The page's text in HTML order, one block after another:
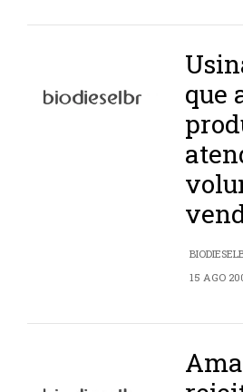
que
15 AGO